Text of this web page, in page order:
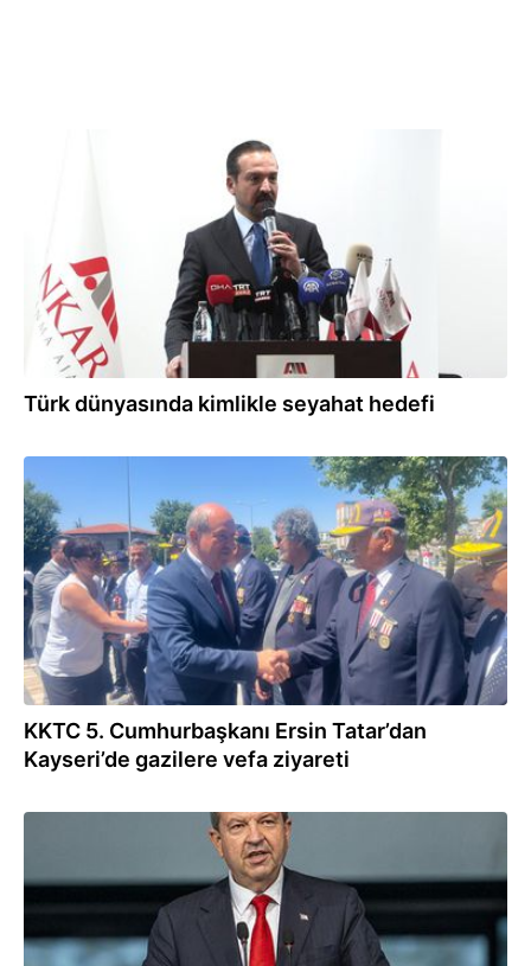
Türk dünyasında kimlikle seyahat hedefi
KKTC 5. Cumhurbaşkanı Ersin Tatar’dan
Kayseri’de gazilere vefa ziyareti